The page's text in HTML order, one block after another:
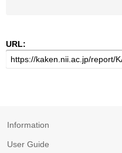
URL:
Information
User Guide